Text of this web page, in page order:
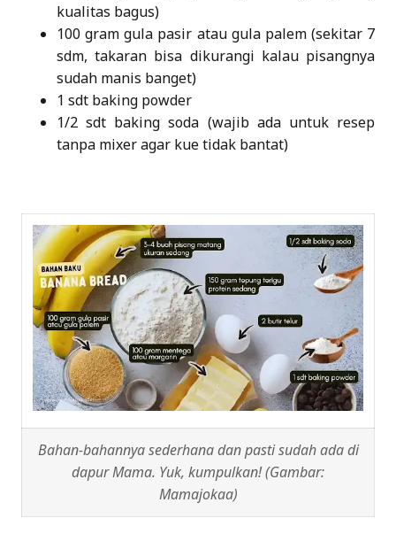
kualitas bagus)
100 gram gula pasir atau gula palem (sekitar 7
sdm, takaran bisa dikurangi kalau pisangnya
sudah manis banget)
1 sdt baking powder
1/2 sdt baking soda (wajib ada untuk resep
tanpa mixer agar kue tidak bantat)
Bahan-bahannya sederhana dan pasti sudah ada di
dapur Mama. Yuk, kumpulkan! (Gambar:
Mamajokaa)